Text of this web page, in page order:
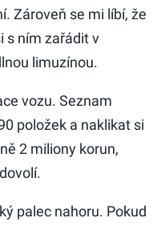
Zároveň se mi líbí, že
s ním zařádit v
limuzínou.
vozu. Seznam
položek a naklikat si
2 miliony korun,
palec nahoru. Pokud